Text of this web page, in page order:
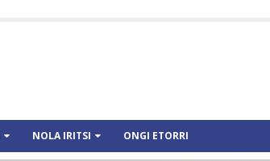
NOLA IRITSI ONGI ETORRI